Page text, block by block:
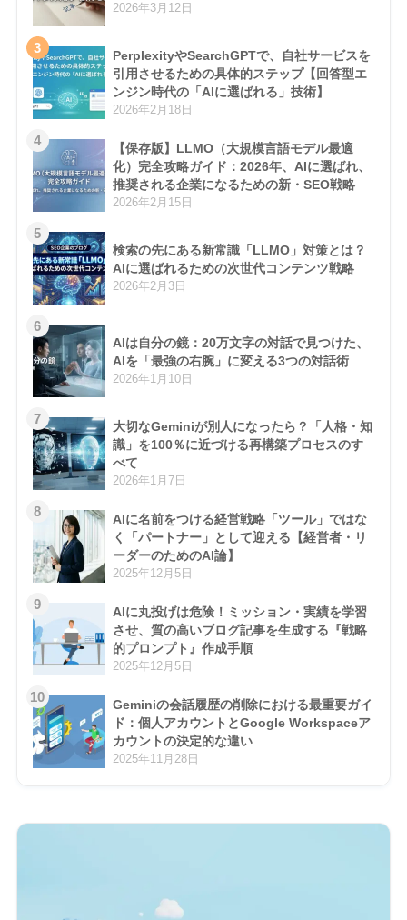
2026年3月12日
3
PerplexityやSearchGPTで、自社サービスを
引用させるための具体的ステップ【回答型エ
ンジン時代の「AIに選ばれる」技術】
2026年2月18日
4
【保存版】LLMO（大規模言語モデル最適
化）完全攻略ガイド：2026年、AIに選ばれ、
推奨される企業になるための新・SEO戦略
2026年2月15日
5
検索の先にある新常識「LLMO」対策とは？
AIに選ばれるための次世代コンテンツ戦略
2026年2月3日
6
AIは自分の鏡：20万文字の対話で見つけた、
AIを「最強の右腕」に変える3つの対話術
2026年1月10日
7
大切なGeminiが別人になったら？「人格・知
識」を100％に近づける再構築プロセスのす
べて
2026年1月7日
8
AIに名前をつける経営戦略「ツール」ではな
く「パートナー」として迎える【経営者・リ
ーダーのためのAI論】
2025年12月5日
9
AIに丸投げは危険！ミッション・実績を学習
させ、質の高いブログ記事を生成する『戦略
的プロンプト』作成手順
2025年12月5日
10
Geminiの会話履歴の削除における最重要ガイ
ド：個人アカウントとGoogle Workspaceア
カウントの決定的な違い
2025年11月28日